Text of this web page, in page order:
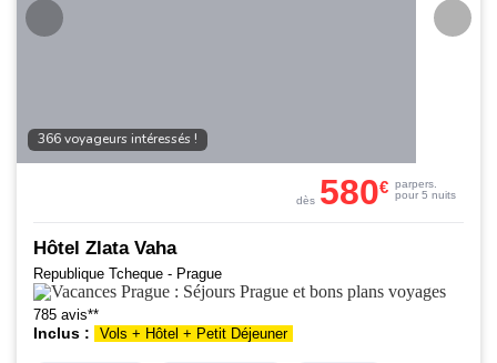
366 voyageurs intéressés !
Hôtel Zlata Vaha
Republique Tcheque - Prague
785 avis**
Inclus : Vols + Hôtel + Petit Déjeuner
dès 580€ parpers.
pour 5 nuits